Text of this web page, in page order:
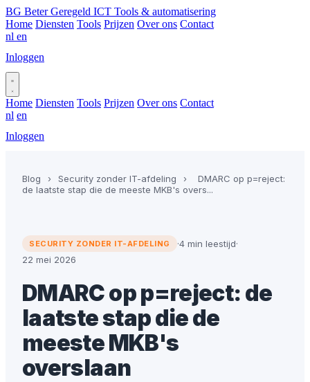
BG Beter Geregeld ICT Tools & automatisering
Home Diensten Tools Prijzen Over ons Contact
nl en
Inloggen
Home Diensten Tools Prijzen Over ons Contact
nl en
Inloggen
Blog › Security zonder IT-afdeling ›
DMARC op p=reject:
de laatste stap die de meeste MKB's overs...
SECURITY ZONDER IT-AFDELING ·4 min leestijd·
22 mei 2026
DMARC op p=reject: de
laatste stap die de
meeste MKB's
overslaan